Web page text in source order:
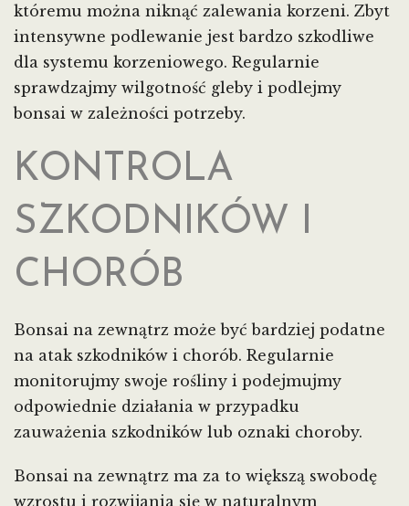
któremu można niknąć zalewania korzeni. Zbyt
intensywne podlewanie jest bardzo szkodliwe
dla systemu korzeniowego. Regularnie
sprawdzajmy wilgotność gleby i podlejmy
bonsai w zależności potrzeby.
KONTROLA
SZKODNIKÓW I
CHORÓB
Bonsai na zewnątrz może być bardziej podatne
na atak szkodników i chorób. Regularnie
monitorujmy swoje rośliny i podejmujmy
odpowiednie działania w przypadku
zauważenia szkodników lub oznaki choroby.
Bonsai na zewnątrz ma za to większą swobodę
wzrostu i rozwijania się w naturalnym